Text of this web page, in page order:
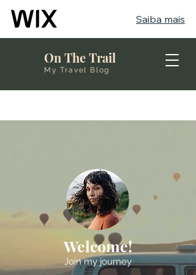
Saiba mais